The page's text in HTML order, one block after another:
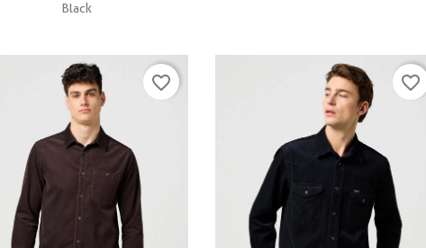
Black
favorite_border favorite_border